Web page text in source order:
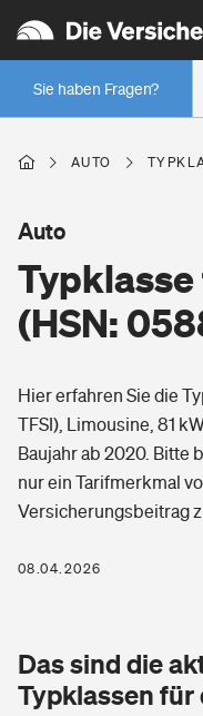
Sie haben Fragen?
Wer versichert was:
Regionalklassen: So ist
Wer versichert was:
Arbeitsrechtsschutz
Zur Übersicht
Tools
Wohnen
Glasversicherung
Freizeit
Pri­vate Haft­pflicht­
Gesundheit
Private
Dread-Disease-
AUTO
(HSN:
Auto
Hier erfahren Sie die
TFSI), Limousine, 81
Baujahr ab 2020. Bitte
nur ein Tarifmerkmal
Versicherungsbeitrag
08.04.2026
Das sind die
Typklassen für